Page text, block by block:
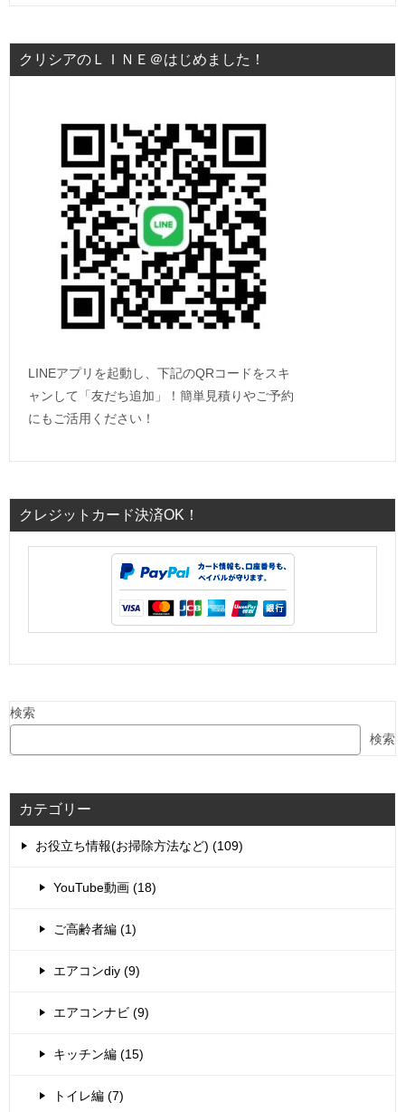
クリシアのＬＩＮＥ＠はじめました！
LINEアプリを起動し、下記のQRコードをスキ
ャンして「友だち追加」！簡単見積りやご予約
にもご活用ください！
クレジットカード決済OK！
検索
検索
カテゴリー
お役立ち情報(お掃除方法など) (109)
YouTube動画 (18)
ご高齢者編 (1)
エアコンdiy (9)
エアコンナビ (9)
キッチン編 (15)
トイレ編 (7)